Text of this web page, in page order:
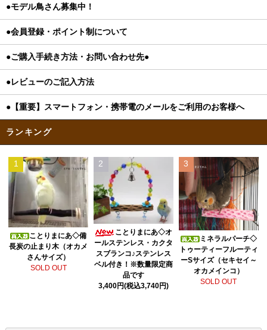
●モデル鳥さん募集中！
●会員登録・ポイント制について
●ご購入手続き方法・お問い合わせ先●
●レビューのご記入方法
●【重要】スマートフォン・携帯電のメールをご利用のお客様へ
ランキング
1
ことりまにあ◇備
長炭の止まり木（オカメ
さんサイズ）
SOLD OUT
2
ことりまにあ◇オ
ールステンレス・カクタ
スブランコ♪ステンレス
ベル付き！※数量限定商
品です
3,400円(税込3,740円)
3
ミネラルパーチ◇
トゥーティーフルーティ
ーSサイズ（セキセイ～
オカメインコ）
SOLD OUT